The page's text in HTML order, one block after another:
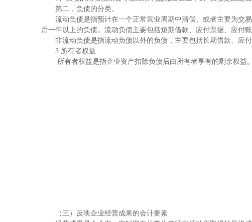
第二，负债的分类。
流动负债是指预计在一个正常营业周期中清偿、或者主要为交易
后一年以上的负债。流动负债主要包括短期借款、应付票据、应付
非流动负债是指流动负债以外的负债，主要包括长期借款、应付
3.所有者权益
所有者权益是指企业资产扣除负债后由所有者享有的剩余权益。
（三）反映企业经营成果的会计要素